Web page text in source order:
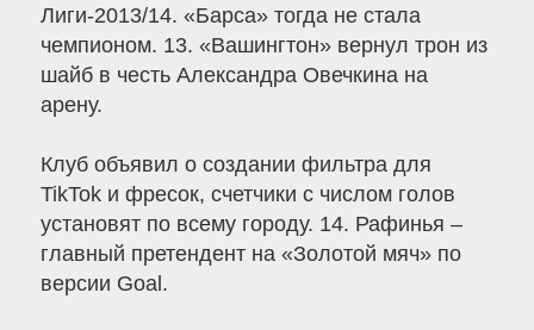
Лиги-2013/14. «Барса» тогда не стала
чемпионом. 13. «Вашингтон» вернул трон из
шайб в честь Александра Овечкина на
арену.
Клуб объявил о создании фильтра для
TikTok и фресок, счетчики c числом голов
установят по всему городу. 14. Рафинья –
главный претендент на «Золотой мяч» по
версии Goal.